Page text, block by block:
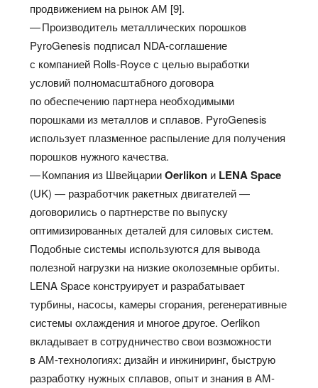
продвижением на рынок АМ [9].
— Производитель металлических порошков
PyroGenesis подписал NDA-соглашение
с компанией Rolls-Royce с целью выработки
условий полномасштабного договора
по обеспечению партнера необходимыми
порошками из металлов и сплавов. PyroGenesis
использует плазменное распыление для получения
порошков нужного качества.
— Компания из Швейцарии Oerlikon и LENA Space
(UK) — разработчик ракетных двигателей —
договорились о партнерстве по выпуску
оптимизированных деталей для силовых систем.
Подобные системы используются для вывода
полезной нагрузки на низкие околоземные орбиты.
LENA Space конструирует и разрабатывает
турбины, насосы, камеры сгорания, регенеративные
системы охлаждения и многое другое. Oerlikon
вкладывает в сотрудничество свои возможности
в АМ-технологиях: дизайн и инжиниринг, быструю
разработку нужных сплавов, опыт и знания в АМ-